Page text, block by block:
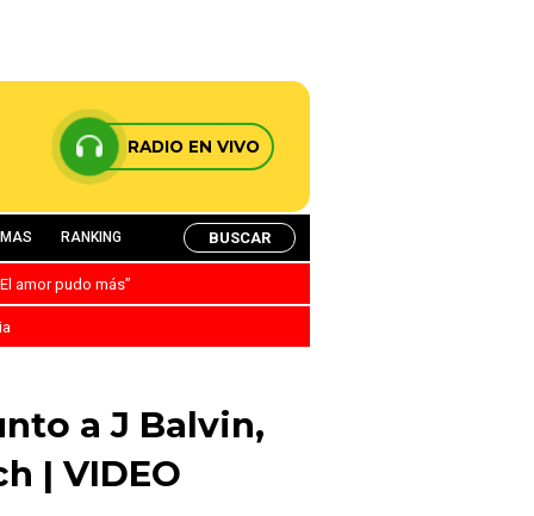
RADIO EN VIVO
RANKING BUSCAR
amor pudo más”
a J Balvin,
| VIDEO